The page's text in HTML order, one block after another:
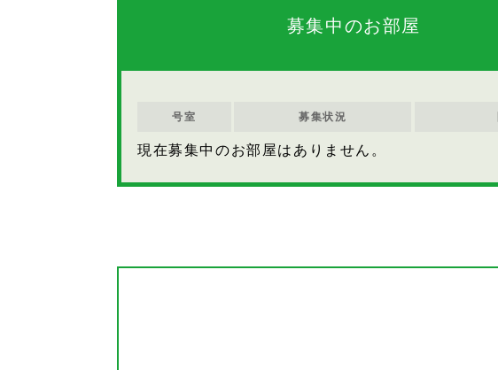
募集中のお部屋
号室 募集状況
現在募集中のお部屋はありません。